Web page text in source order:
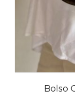
Marrón